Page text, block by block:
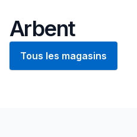
Arbent
Tous les magasins